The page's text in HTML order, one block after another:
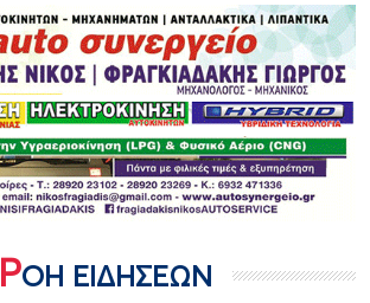
ΡΟΗ ΕΙΔΗΣΕΩΝ